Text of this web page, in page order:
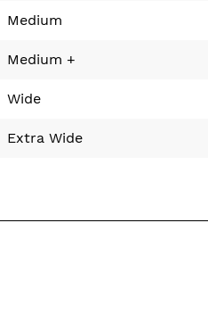
Medium
Medium +
Wide
Extra Wide